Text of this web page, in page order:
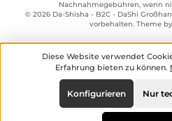
Nachnahmegebühren, wenn
© 2026 Da-Shisha - B2C - DaShi
vorbehalten. Theme by
Diese Website verwendet
Erfahrung bieten zu können.
Nur
Konfigurieren